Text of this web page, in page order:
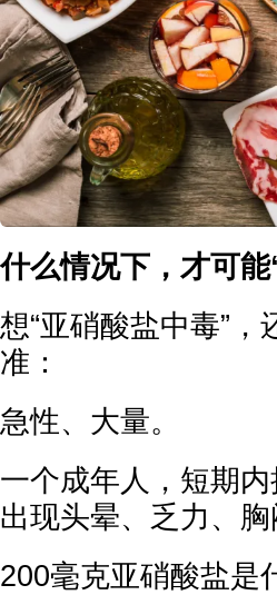
什么情况下，才可能
想“亚硝酸盐中毒”
准：
急性、大量。
一个成年人，短期
出现头晕、乏力、
200毫克亚硝酸盐是